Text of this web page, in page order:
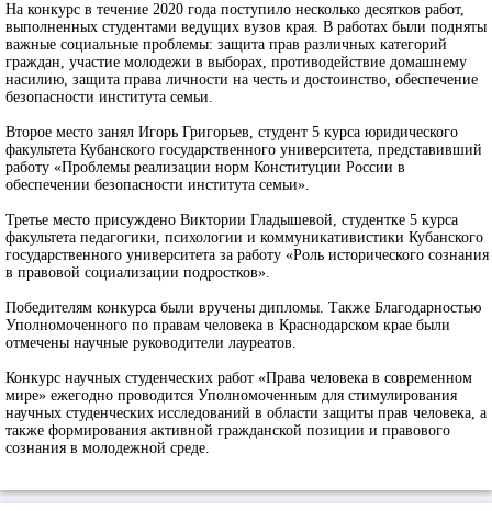
На конкурс в течение 2020 года поступило несколько десятков работ,
выполненных студентами ведущих вузов края. В работах были подняты
важные социальные проблемы: защита прав различных категорий
граждан, участие молодежи в выборах, противодействие домашнему
насилию, защита права личности на честь и достоинство, обеспечение
безопасности института семьи.
Второе место занял Игорь Григорьев, студент 5 курса юридического
факультета Кубанского государственного университета, представивший
работу «Проблемы реализации норм Конституции России в
обеспечении безопасности института семьи».
Третье место присуждено Виктории Гладышевой, студентке 5 курса
факультета педагогики, психологии и коммуникативистики Кубанского
государственного университета за работу «Роль исторического сознания
в правовой социализации подростков».
Победителям конкурса были вручены дипломы. Также Благодарностью
Уполномоченного по правам человека в Краснодарском крае были
отмечены научные руководители лауреатов.
Конкурс научных студенческих работ «Права человека в современном
мире» ежегодно проводится Уполномоченным для стимулирования
научных студенческих исследований в области защиты прав человека, а
также формирования активной гражданской позиции и правового
сознания в молодежной среде.